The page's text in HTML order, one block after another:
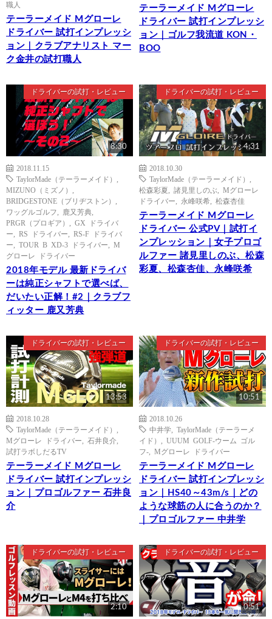
職人
テーラーメイド Mグローレ
ドライバー 試打インプレッシ
ョン｜クラブアナリスト マー
ク金井の試打職人
テーラーメイド Mグローレ
ドライバー 試打インプレッシ
ョン｜ゴルフ我流道 KON・
BOO
ドライバーの試打・レビュー
8:30
2018.11.15
TaylorMade（テーラーメイド）
MIZUNO（ミズノ）
BRIDGESTONE（ブリヂストン）
ワッグルゴルフ
鹿又芳典
PRGR（プロギア）
GX ドライバ
ー
RS ドライバー
RS-F ドライバ
ー
TOUR B XD-3 ドライバー
M
グローレ ドライバー
2018年モデル 最新ドライバ
ーは純正シャフトで選べば、
だいたい正解！#2｜クラブフ
ィッター 鹿又芳典
ドライバーの試打・レビュー
4:31
2018.10.30
TaylorMade（テーラーメイド）
松森彩夏
諸見里しのぶ
Mグローレ
ドライバー
永峰咲希 松森杏佳
テーラーメイド Mグローレ
ドライバー 公式PV｜試打イ
ンプレッション｜女子プロゴ
ルファー 諸見里しのぶ、松森
彩夏、松森杏佳、永峰咲希
ドライバーの試打・レビュー
13:53
2018.10.28
TaylorMade（テーラーメイド）
Mグローレ ドライバー
石井良介
試打ラボしだるTV
テーラーメイド Mグローレ
ドライバー 試打インプレッシ
ョン｜プロゴルファー 石井良
介
ドライバーの試打・レビュー
10:51
2018.10.26
中井学
TaylorMade（テーラーメ
イド）
UUUM GOLF-ウーム ゴル
フ-
Mグローレ ドライバー
テーラーメイド Mグローレ
ドライバー 試打インプレッシ
ョン｜HS40～43m/s｜どの
ような球筋の人に合うのか？
｜プロゴルファー 中井学
ドライバーの試打・レビュー
2:10
ドライバーの試打・レビュー
0:51